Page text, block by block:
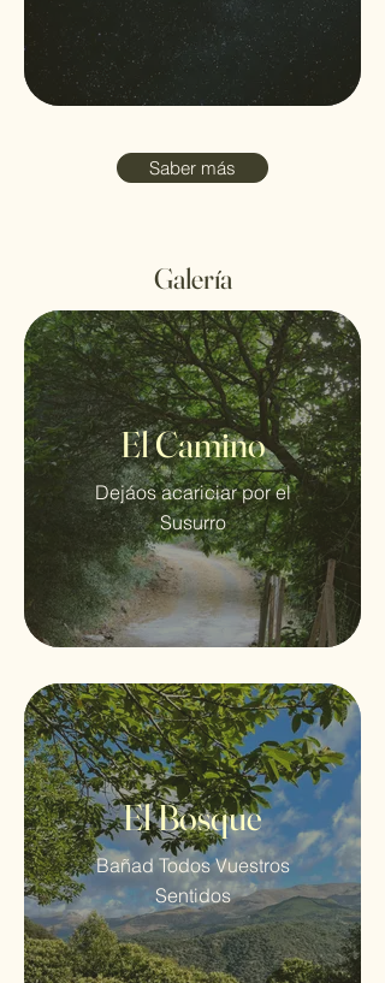
Saber más
Galería
El Camino
Dejáos acariciar por el
Susurro
El Bosque
Bañad Todos Vuestros
Sentidos